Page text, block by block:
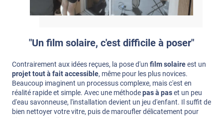
"Un film solaire, c'est difficile à poser"
Contrairement aux idées reçues, la pose d'un film solaireest un
projet tout à fait accessible, même pour les plus novices.
Beaucoup imaginent un processus complexe, mais c'est en
réalité rapide et simple. Avec une méthodepas à paset un peu
d'eau savonneuse, l'installation devient un jeu d'enfant. Il suffit de
bien nettoyer votre vitre, puis de maroufler délicatement pour